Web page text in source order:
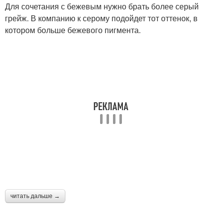
Для сочетания с бежевым нужно брать более серый
грейж. В компанию к серому подойдет тот оттенок, в
котором больше бежевого пигмента.
читать дальше →